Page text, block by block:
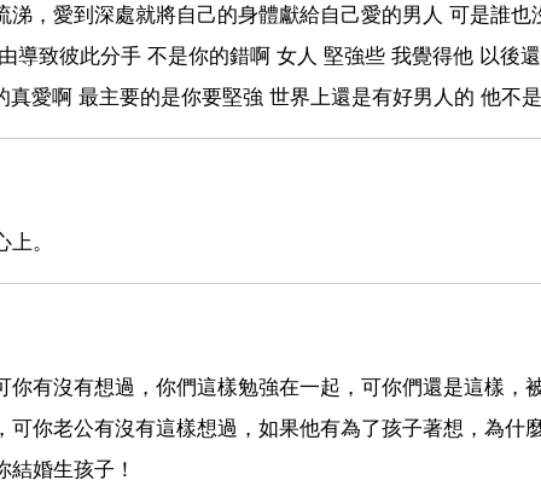
，愛到深處就將自己的身體獻給自己愛的男人 可是誰也
導致彼此分手 不是你的錯啊 女人 堅強些 我覺得他 以後
愛啊 最主要的是你要堅強 世界上還是有好男人的 他不
。
有沒有想過，你們這樣勉強在一起，可你們還是這樣，
你老公有沒有這樣想過，如果他有為了孩子著想，為什
婚生孩子！